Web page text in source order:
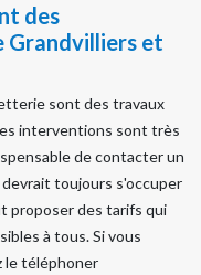
des
Grandvilliers et
sont des travaux
interventions sont très
de contacter un
toujours s'occuper
proposer des tarifs qui
à tous. Si vous
le téléphoner